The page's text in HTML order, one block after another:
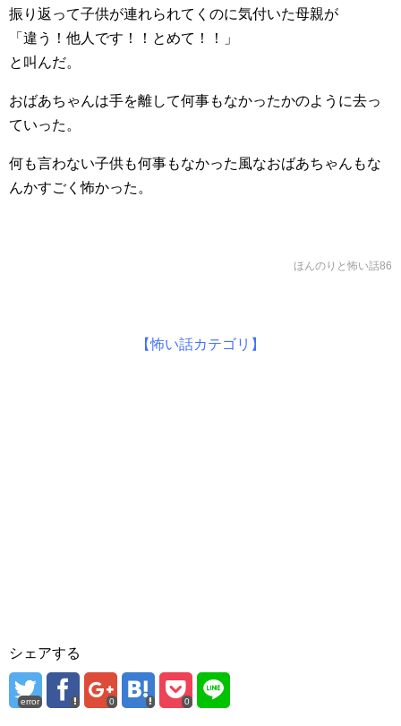
振り返って子供が連れられてくのに気付いた母親が
「違う！他人です！！とめて！！」
と叫んだ。
おばあちゃんは手を離して何事もなかったかのように去っ
ていった。
何も言わない子供も何事もなかった風なおばあちゃんもな
んかすごく怖かった。
ほんのりと怖い話86
【怖い話カテゴリ】
シェアする
error 0 0